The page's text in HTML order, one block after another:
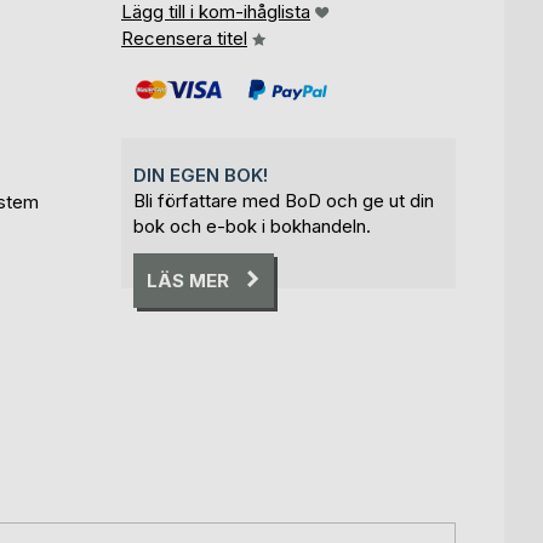
Lägg till i kom-ihåglista
Recensera titel
DIN EGEN BOK!
Bli författare med BoD och ge ut din
bok och e-bok i bokhandeln.
LÄS MER